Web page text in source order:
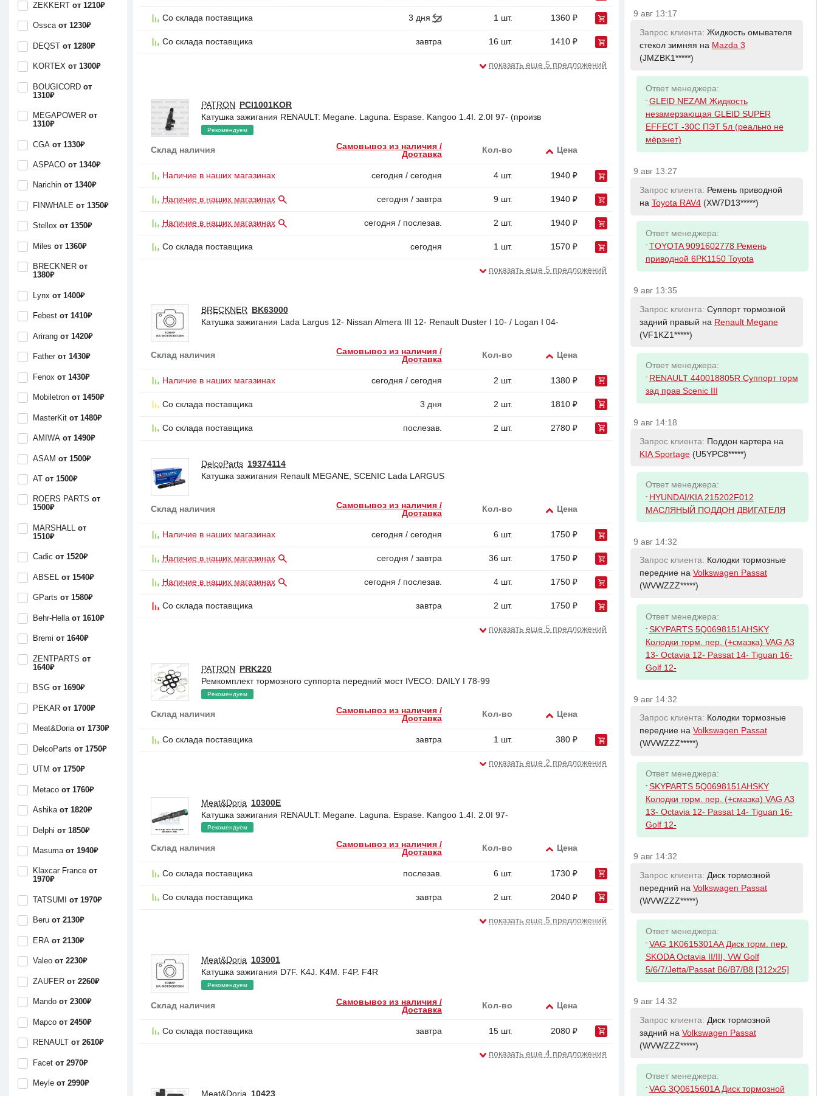
ZEKKERT от 1210₽
Ossca от 1230₽
DEQST от 1280₽
KORTEX от 1300₽
BOUGICORD от
1310₽
MEGAPOWER от
1310₽
CGA от 1330₽
ASPACO от 1340₽
Narichin от 1340₽
FINWHALE от 1350₽
Stellox от 1350₽
Miles от 1360₽
BRECKNER от
1380₽
Lynx от 1400₽
Febest от 1410₽
Arirang от 1420₽
Father от 1430₽
Fenox от 1430₽
Mobiletron от 1450₽
MasterKit от 1480₽
AMIWA от 1490₽
ASAM от 1500₽
AT от 1500₽
ROERS PARTS от
1500₽
MARSHALL от
1510₽
Cadic от 1520₽
ABSEL от 1540₽
GParts от 1580₽
Behr-Hella от 1610₽
Bremi от 1640₽
ZENTPARTS от
1640₽
BSG от 1690₽
PEKAR от 1700₽
Meat&Doria от 1730₽
DelcoParts от 1750₽
UTM от 1750₽
Metaco от 1760₽
Ashika от 1820₽
Delphi от 1850₽
Masuma от 1940₽
Klaxcar France от
1970₽
TATSUMI от 1970₽
Beru от 2130₽
ERA от 2130₽
Valeo от 2230₽
ZAUFER от 2260₽
Mando от 2300₽
Mapco от 2450₽
RENAULT от 2610₽
Facet от 2970₽
Meyle от 2990₽
Со склада поставщика 3 дня 1 шт. 1360 ₽
Со склада поставщика завтра 16 шт. 1410 ₽
показать еще 5 предложений
PATRON
PCI1001KOR
Катушка зажигания RENAULT: Megane. Laguna. Espase. Kangoo 1.4I. 2.0I 97- (произв
Рекомендуем
Склад наличия
Самовывоз из наличия /
Доставка
Кол-во Цена
Наличие в наших магазинах сегодня / сегодня 4 шт. 1940 ₽
Наличие в наших магазинах сегодня / завтра 9 шт. 1940 ₽
Наличие в наших магазинах сегодня / послезав. 2 шт. 1940 ₽
Со склада поставщика сегодня 1 шт. 1570 ₽
показать еще 5 предложений
BRECKNER BK63000
Катушка зажигания Lada Largus 12- Nissan Almera III 12- Renault Duster I 10- / Logan I 04-
Склад наличия
Самовывоз из наличия /
Доставка
Кол-во Цена
Наличие в наших магазинах сегодня / сегодня 2 шт. 1380 ₽
Со склада поставщика 3 дня 2 шт. 1810 ₽
Со склада поставщика послезав. 2 шт. 2780 ₽
DelcoParts 19374114
Катушка зажигания Renault MEGANE, SCENIC Lada LARGUS
Склад наличия
Самовывоз из наличия /
Доставка
Кол-во Цена
Наличие в наших магазинах сегодня / сегодня 6 шт. 1750 ₽
Наличие в наших магазинах сегодня / завтра 36 шт. 1750 ₽
Наличие в наших магазинах сегодня / послезав. 4 шт. 1750 ₽
Со склада поставщика завтра 2 шт. 1750 ₽
показать еще 5 предложений
PATRON
PRK220
Ремкомплект тормозного суппорта передний мост IVECO: DAILY I 78-99
Рекомендуем
Склад наличия
Самовывоз из наличия /
Доставка
Кол-во Цена
Со склада поставщика завтра 1 шт. 380 ₽
показать еще 2 предложения
Meat&Doria 10300E
Катушка зажигания RENAULT: Megane. Laguna. Espase. Kangoo 1.4I. 2.0I 97-
Рекомендуем
Склад наличия
Самовывоз из наличия /
Доставка
Кол-во Цена
Со склада поставщика послезав. 6 шт. 1730 ₽
Со склада поставщика завтра 2 шт. 2040 ₽
показать еще 5 предложений
Meat&Doria 103001
Катушка зажигания D7F. K4J. K4M. F4P. F4R
Рекомендуем
Склад наличия
Самовывоз из наличия /
Доставка
Кол-во Цена
Со склада поставщика завтра 15 шт. 2080 ₽
показать еще 4 предложения
Meat&Doria 10423
9 авг 13:17
Запрос клиента: Жидкость омывателя
стекол зимняя на Mazda 3
(JMZBK1*****)
Ответ менеджера:
- GLEID NEZAM Жидкость
незамерзающая GLEID SUPER
EFFECT -30С ПЭТ 5л (реально не
мёрзнет)
9 авг 13:27
Запрос клиента: Ремень приводной
на Toyota RAV4(XW7D13*****)
Ответ менеджера:
- TOYOTA 9091602778 Ремень
приводной 6PK1150 Toyota
9 авг 13:35
Запрос клиента: Суппорт тормозной
задний правый на Renault Megane
(VF1KZ1*****)
Ответ менеджера:
- RENAULT 440018805R Суппорт торм
зад прав Scenic III
9 авг 14:18
Запрос клиента: Поддон картера на
KIA Sportage(U5YPC8*****)
Ответ менеджера:
- HYUNDAI/KIA 215202F012
МАСЛЯНЫЙ ПОДДОН ДВИГАТЕЛЯ
9 авг 14:32
Запрос клиента: Колодки тормозные
передние на Volkswagen Passat
(WVWZZZ*****)
Ответ менеджера:
- SKYPARTS 5Q0698151AHSKY
Колодки торм. пер. (+смазка) VAG A3
13- Octavia 12- Passat 14- Tiguan 16-
Golf 12-
9 авг 14:32
Запрос клиента: Колодки тормозные
передние на Volkswagen Passat
(WVWZZZ*****)
Ответ менеджера:
- SKYPARTS 5Q0698151AHSKY
Колодки торм. пер. (+смазка) VAG A3
13- Octavia 12- Passat 14- Tiguan 16-
Golf 12-
9 авг 14:32
Запрос клиента: Диск тормозной
передний на Volkswagen Passat
(WVWZZZ*****)
Ответ менеджера:
- VAG 1K0615301AA Диск торм. пер.
SKODA Octavia II/III, VW Golf
5/6/7/Jetta/Passat B6/B7/B8 [312x25]
9 авг 14:32
Запрос клиента: Диск тормозной
задний на Volkswagen Passat
(WVWZZZ*****)
Ответ менеджера:
- VAG 3Q0615601A Диск тормозной